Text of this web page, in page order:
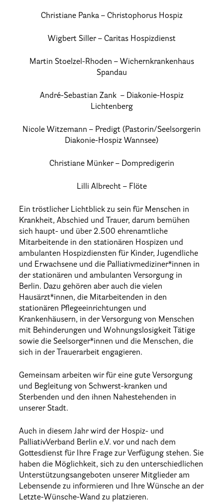
Tageshospize
Ambulante Hospizdienste
Stationäre Hospize
Kinder- und Jugendhospize und -hospizdienste
Hospizdienste im Krankenhaus oder Altenpflegeheim
Palliative Einrichtungen
Palliative Pflegedienste
Beratungsstelle(n)
Christiane Panka – Christophorus Hospiz
Wigbert Siller – Caritas Hospizdienst
Martin Stoelzel-Rhoden – Wichernkrankenhaus
Spandau
André-Sebastian Zank – Diakonie-Hospiz
Lichtenberg
Nicole Witzemann – Predigt (Pastorin/Seelsorgerin
Diakonie-Hospiz Wannsee)
Christiane Münker – Dompredigerin
Lilli Albrecht – Flöte
Ein tröstlicher Lichtblick zu sein für Menschen in
Krankheit, Abschied und Trauer, darum bemühen
sich haupt- und über 2.500 ehrenamtliche
Mitarbeitende in den stationären Hospizen und
ambulanten Hospizdiensten für Kinder, Jugendliche
und Erwachsene und die Palliativmediziner*innen in
der stationären und ambulanten Versorgung in
Berlin. Dazu gehören aber auch die vielen
Hausärzt*innen, die Mitarbeitenden in den
stationären Pflegeeinrichtungen und
Krankenhäusern, in der Versorgung von Menschen
mit Behinderungen und Wohnungslosigkeit Tätige
sowie die Seelsorger*innen und die Menschen, die
sich in der Trauerarbeit engagieren.
Gemeinsam arbeiten wir für eine gute Versorgung
und Begleitung von Schwerst-kranken und
Sterbenden und den ihnen Nahestehenden in
unserer Stadt.
Auch in diesem Jahr wird der Hospiz- und
PalliativVerband Berlin e.V. vor und nach dem
Gottesdienst für Ihre Frage zur Verfügung stehen. Sie
haben die Möglichkeit, sich zu den unterschiedlichen
Unterstützungsangeboten unserer Mitglieder am
Lebensende zu informieren und Ihre Wünsche an der
Letzte-Wünsche-Wand zu platzieren.